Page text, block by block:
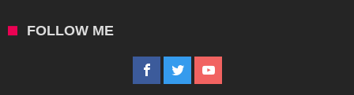
FOLLOW ME